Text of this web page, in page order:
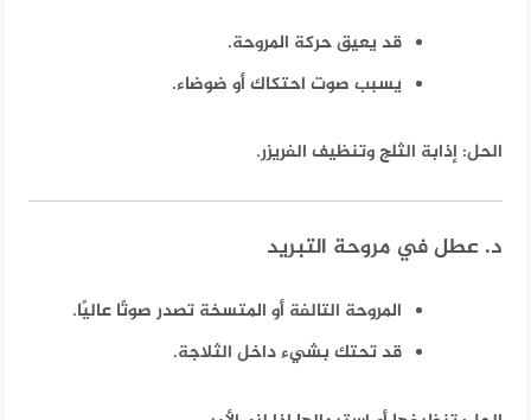
قد يعيق حركة المروحة.
يسبب صوت احتكاك أو ضوضاء.
الحل: إذابة الثلج وتنظيف الفريزر.
د. عطل في مروحة التبريد
المروحة التالفة أو المتسخة تصدر صوتًا عاليًا.
قد تحتك بشيء داخل الثلاجة.